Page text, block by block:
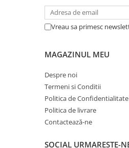
Vreau sa primesc
MAGAZINUL MEU
Despre noi
Termeni si Conditii
Politica de Confidentialitate
Politica de livrare
Contactează-ne
SOCIAL URMARESTE-